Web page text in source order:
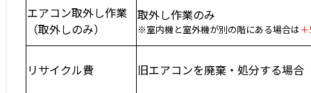
エアコン取外し作業
（取外しのみ）
取外し作業のみ
※室内機と室外機が別の階にある場合は
リサイクル費 旧エアコンを廃棄・処分する場合